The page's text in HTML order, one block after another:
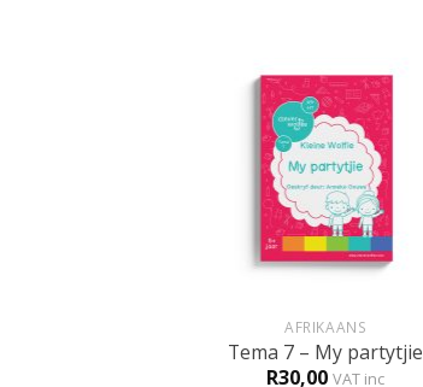
AFRIKAANS
Tema 7 – My partytjie
R30,00 VAT inc